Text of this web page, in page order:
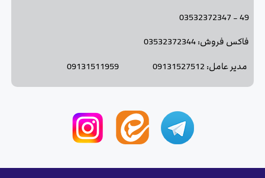
49 - 03532372347
فاکس فروش: 03532372344
مدیر عامل: 09131527512 09131511959